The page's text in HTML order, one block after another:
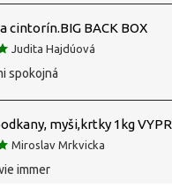
cintorín.BIG BACK BOX
Judita Hajdúová
spokojná
myši,krtky 1kg VYPR
Miroslav Mrkvicka
immer